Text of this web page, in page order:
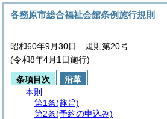
各務原市総合福祉会館条例施行規則
昭和60年9月30日 規則第20号
(令和8年4月1日施行)
条項目次
沿革
本則
第1条(趣旨)
第2条(予約の申込み)